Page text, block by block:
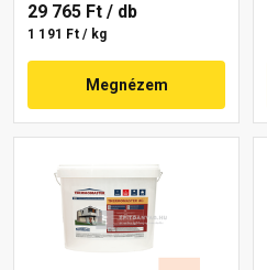
29 765 Ft / db
1 191 Ft / kg
Megnézem